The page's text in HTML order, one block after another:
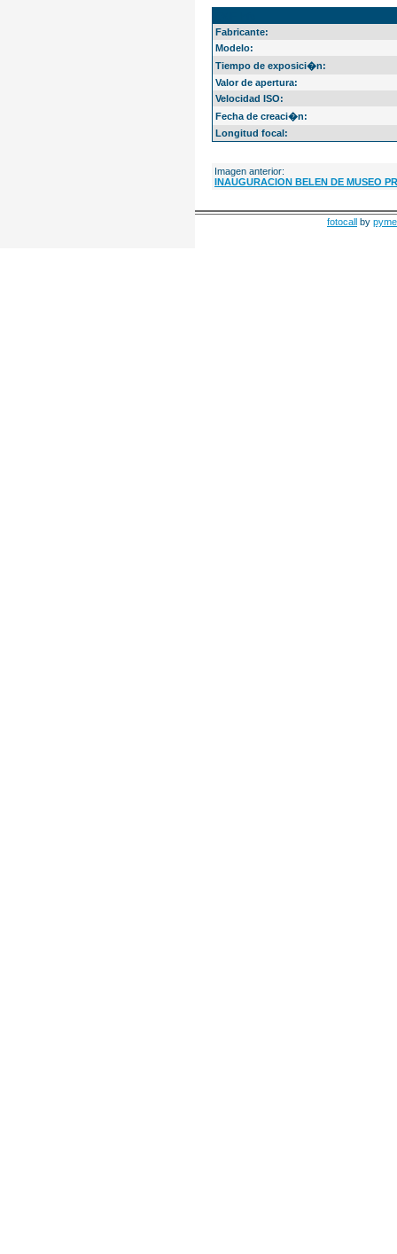
Fabricante:
Modelo:
Tiempo de exposici�n:
Valor de apertura:
Velocidad ISO:
Fecha de creaci�n:
Longitud focal:
Imagen anterior:
INAUGURACION BELEN DE MUSEO
fotocall by